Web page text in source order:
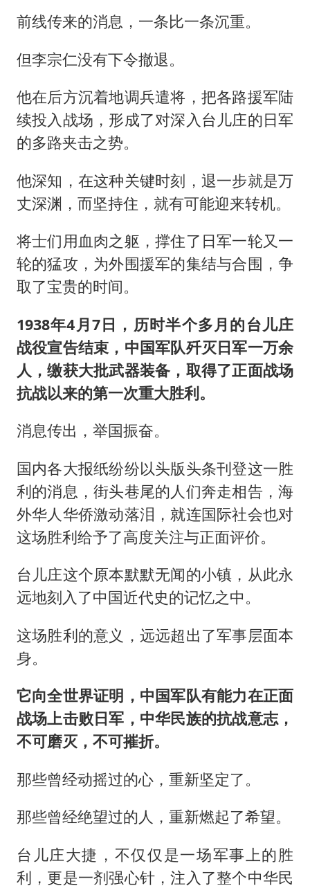
前线传来的消息，一条比一条沉重。
但李宗仁没有下令撤退。
他在后方沉着地调兵遣将，把各路援军陆
续投入战场，形成了对深入台儿庄的日军
的多路夹击之势。
他深知，在这种关键时刻，退一步就是万
丈深渊，而坚持住，就有可能迎来转机。
将士们用血肉之躯，撑住了日军一轮又一
轮的猛攻，为外围援军的集结与合围，争
取了宝贵的时间。
1938年4月7日，历时半个多月的台儿庄
战役宣告结束，中国军队歼灭日军一万余
人，缴获大批武器装备，取得了正面战场
抗战以来的第一次重大胜利。
消息传出，举国振奋。
国内各大报纸纷纷以头版头条刊登这一胜
利的消息，街头巷尾的人们奔走相告，海
外华人华侨激动落泪，就连国际社会也对
这场胜利给予了高度关注与正面评价。
台儿庄这个原本默默无闻的小镇，从此永
远地刻入了中国近代史的记忆之中。
这场胜利的意义，远远超出了军事层面本
身。
它向全世界证明，中国军队有能力在正面
战场上击败日军，中华民族的抗战意志，
不可磨灭，不可摧折。
那些曾经动摇过的心，重新坚定了。
那些曾经绝望过的人，重新燃起了希望。
台儿庄大捷，不仅仅是一场军事上的胜
利，更是一剂强心针，注入了整个中华民